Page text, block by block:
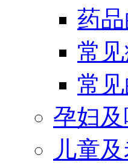
药
常
常
孕妇
儿童